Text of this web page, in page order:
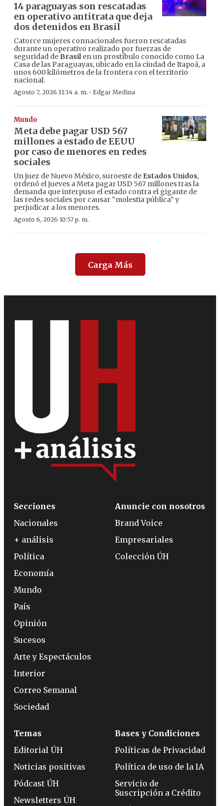
14 paraguayas son rescatadas
en operativo antitrata que deja
dos detenidos en Brasil
Catorce mujeres connacionales fueron rescatadas
durante un operativo realizado por fuerzas de
seguridad de Brasilen un prostíbulo conocido como La
Casa de las Paraguayas, ubicado en la ciudad de Itapoá, a
unos 600 kilómetros de la frontera con el territorio
nacional.
Agosto 7, 2026 11:34 a. m. · Edgar Medina
Mundo
Meta debe pagar USD 567
millones a estado de EEUU
por caso de menores en redes
sociales
Un juez de Nuevo México, suroeste de Estados Unidos,
ordenó el jueves a Meta pagar USD 567 millones tras la
demanda que interpuso el estado contra el gigante de
las redes sociales por causar “molestia pública” y
perjudicar a los menores.
Agosto 6, 2026 10:57 p. m.
Carga Más
Secciones
Nacionales
+ análisis
Política
Economía
Mundo
País
Opinión
Sucesos
Arte y Espectáculos
Interior
Correo Semanal
Sociedad
Anuncie con nosotros
Brand Voice
Empresariales
Colección ÚH
Temas
Editorial ÚH
Noticias positivas
Pódcast ÚH
Newsletters ÚH
Bases y Condiciones
Políticas de Privacidad
Política de uso de la IA
Servicio de
Suscripción a Crédito